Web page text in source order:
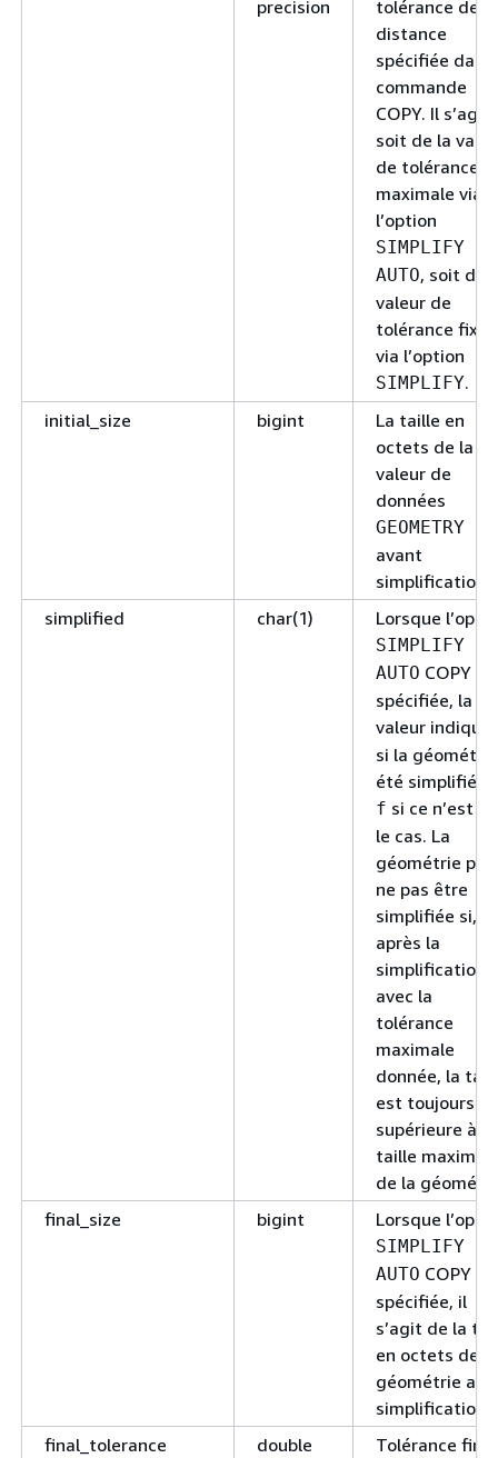
precision
tolérance de
distance
spécifiée dans
commande
COPY. Il s’agit
soit de la
de tolérance
maximale via
l’option
SIMPLIFY
AUTO, soit de
valeur de
tolérance fixe
via l’option
SIMPLIFY.
initial_size
bigint
La taille en
octets de la
valeur de
données
GEOMETRY
avant
simplification.
simplified
char(1) Lorsque
SIMPLIFY
AUTO COPY
spécifiée, la
valeur indique
si la
été simplifiée
f si ce n’est
le cas. La
géométrie
ne pas être
simplifiée si,
après la
simplification
avec la
tolérance
maximale
donnée, la
est toujours
supérieure à la
taille
de la
final_size
bigint Lorsque
SIMPLIFY
AUTO COPY
spécifiée, il
s’agit de la
en octets de la
géométrie
simplification.
final_tolerance
double
Tolérance